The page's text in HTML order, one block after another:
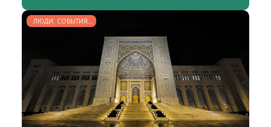
ЛЮДИ. СОБЫТИЯ.
ФАКТЫ